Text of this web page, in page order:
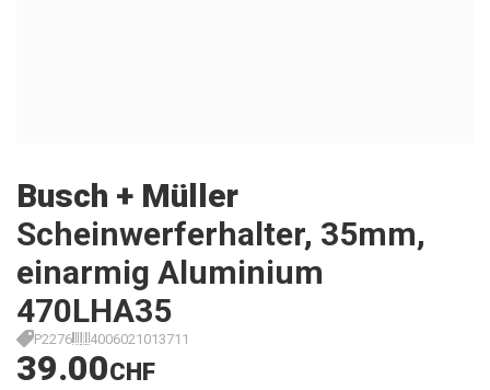
Busch + Müller
Scheinwerferhalter, 35mm,
einarmig Aluminium
470LHA35
P2276 4006021013711
39.00CHF